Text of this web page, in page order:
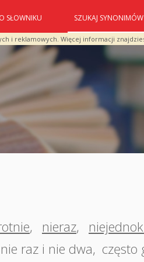
i reklamowych. Więcej informacji
O SŁOWNIKU SZUKAJ SYNONIMÓW
, nieraz,
nie raz i nie dwa, często